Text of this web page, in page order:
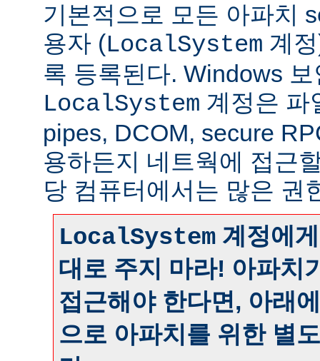
기본적으로 모든 아파치
용자 (LocalSystem 계
록 등록된다. Windows
LocalSystem 계정은 파
pipes, DCOM, secure
용하든지 네트웍에 접근
당 컴퓨터에서는 많은 권
LocalSystem 계정에
대로 주지 마라! 아파치
접근해야 한다면, 아래
으로 아파치를 위한 별